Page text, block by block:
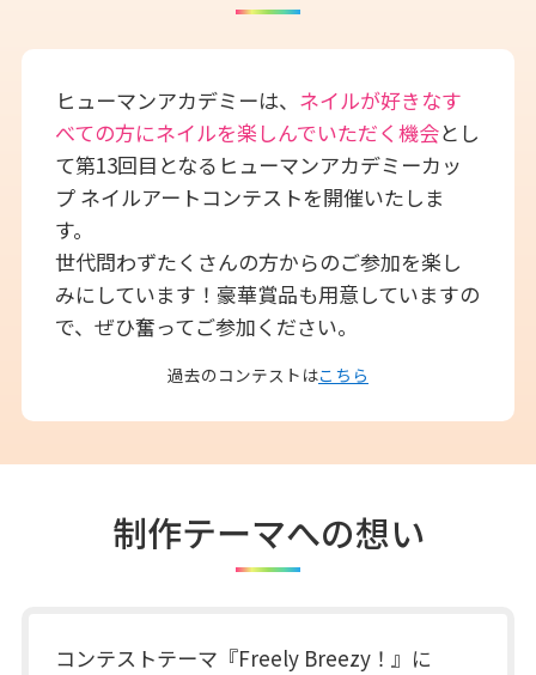
ヒューマンアカデミーは、 ネイルが好きなす
べての方にネイルを楽しんでいただく機会とし
て第13回目となるヒューマンアカデミーカッ
プ ネイルアートコンテストを開催いたしま
す。
世代問わずたくさんの方からのご参加を楽し
みにしています！豪華賞品も用意していますの
で、ぜひ奮ってご参加ください。
過去のコンテストはこちら
制作テーマへの想い
コンテストテーマ『Freely Breezy！』に